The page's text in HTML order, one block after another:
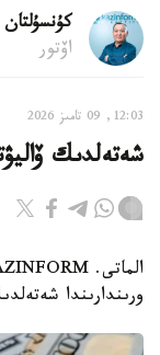
كۇنسۇلتان
اۆتور
12:03, 09 تامىز 2026
شەتەلدىك
ورىندارىندا